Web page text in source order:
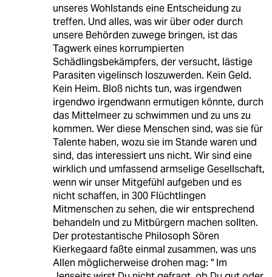
unseres Wohlstands eine Entscheidung zu
treffen. Und alles, was wir über oder durch
unsere Behörden zuwege bringen, ist das
Tagwerk eines korrumpierten
Schädlingsbekämpfers, der versucht, lästige
Parasiten vigelinsch loszuwerden. Kein Geld.
Kein Heim. Bloß nichts tun, was irgendwen
irgendwo irgendwann ermutigen könnte, durch
das Mittelmeer zu schwimmen und zu uns zu
kommen. Wer diese Menschen sind, was sie für
Talente haben, wozu sie im Stande waren und
sind, das interessiert uns nicht. Wir sind eine
wirklich und umfassend armselige Gesellschaft,
wenn wir unser Mitgefühl aufgeben und es
nicht schaffen, in 300 Flüchtlingen
Mitmenschen zu sehen, die wir entsprechend
behandeln und zu Mitbürgern machen sollten.
Der protestantische Philosoph Sören
Kierkegaard faßte einmal zusammen, was uns
Allen möglicherweise drohen mag: " Im